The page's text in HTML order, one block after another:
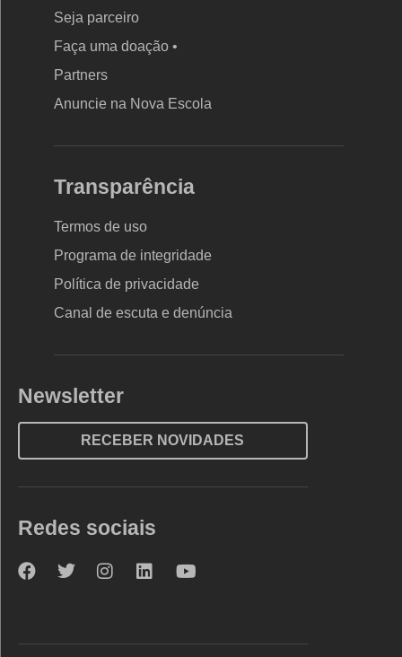
Seja parceiro
Faça uma doação •
Partners
Anuncie na Nova Escola
Transparência
Termos de uso
Programa de integridade
Política de privacidade
Canal de escuta e denúncia
Newsletter
RECEBER NOVIDADES
Redes sociais
Nova
Facebook
Nova
Twitter
Nova
Instagram
Nova
LinkedInYouTube